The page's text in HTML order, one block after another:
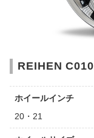
REIHEN C010
ホイールインチ
20・21